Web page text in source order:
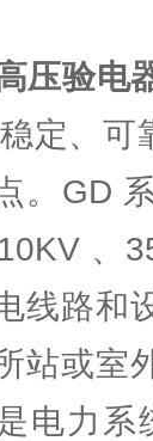
压验电
定、可
。GD
、
线路和
站或室
电力系